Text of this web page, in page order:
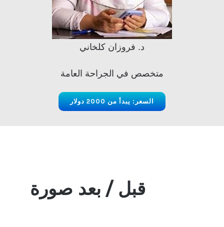
د. فروزان كلخاني
متخصص في الجراحة العامة
السعر: يبدأ من 2000 دولار
قبل / بعد صورة